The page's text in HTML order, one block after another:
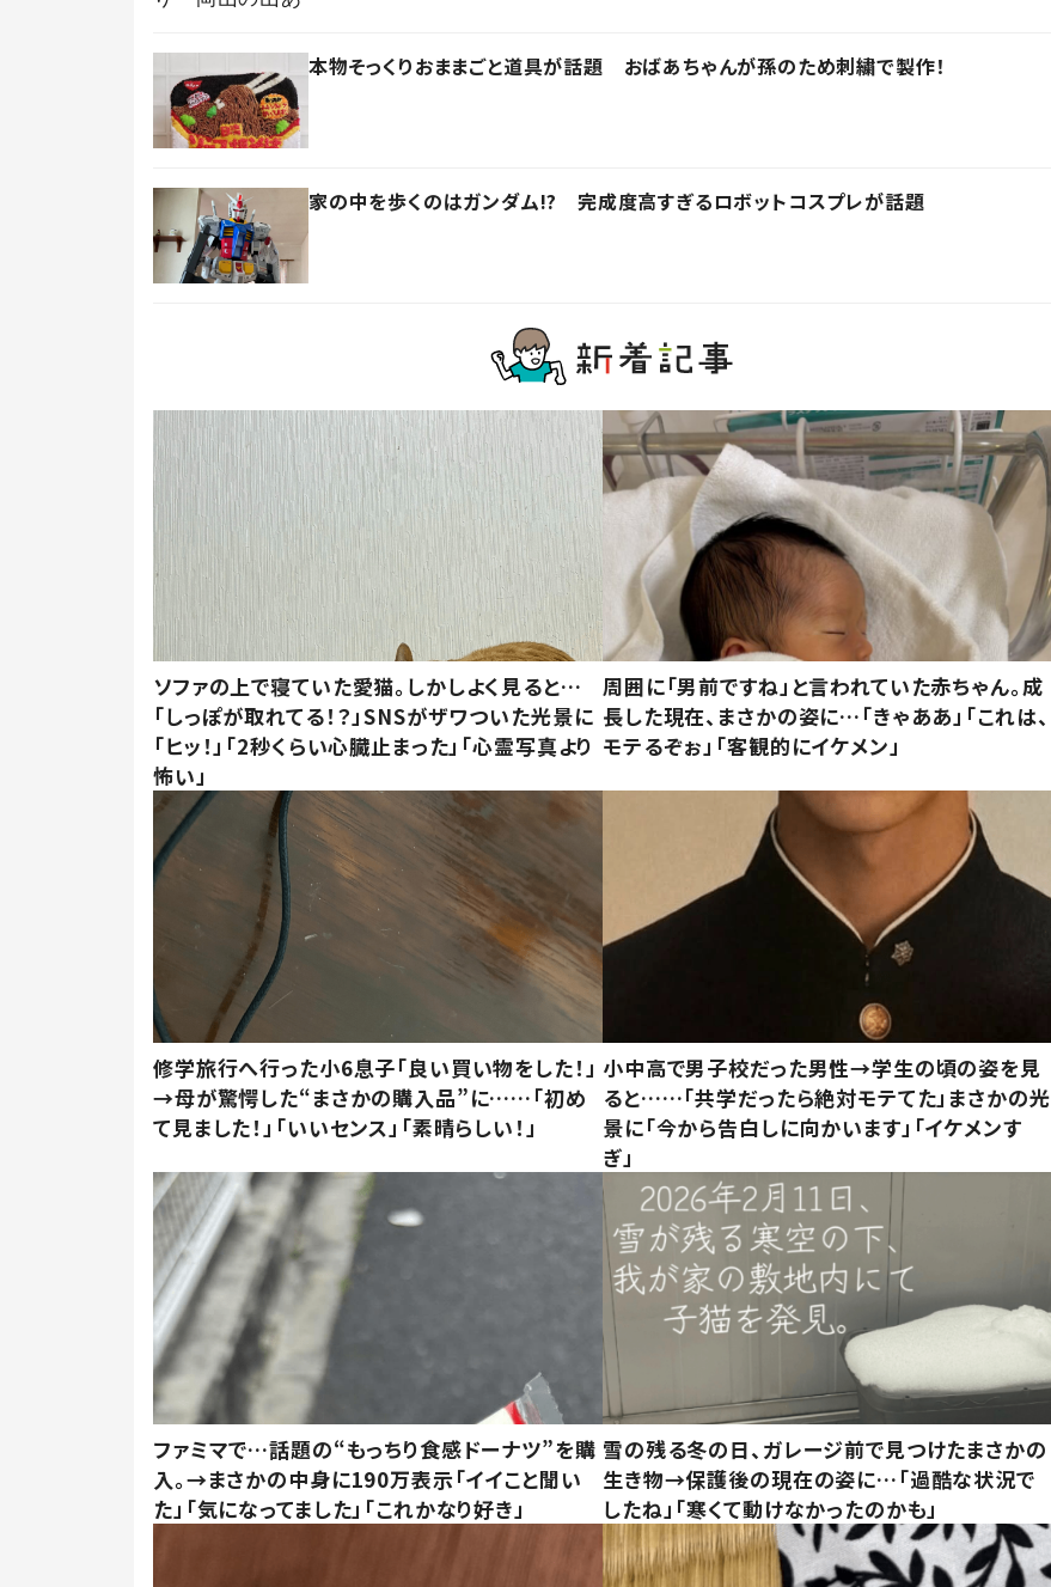
本物そっくりおままごと道具が話題 おばあちゃんが孫のため刺繍で製作！
家の中を歩くのはガンダム!? 完成度高すぎるロボットコスプレが話題
ソファの上で寝ていた愛猫。しかしよく見ると…
「しっぽが取れてる！？」SNSがザワついた光景に
「ヒッ！」「2秒くらい心臓止まった」「心霊写真より
怖い」
周囲に「男前ですね」と言われていた赤ちゃん。成
長した現在、まさかの姿に…「きゃああ」「これは、
モテるぞぉ」「客観的にイケメン」
修学旅行へ行った小6息子「良い買い物をした！」
→母が驚愕した“まさかの購入品”に……「初め
て見ました！」「いいセンス」「素晴らしい！」
小中高で男子校だった男性→学生の頃の姿を見
ると……「共学だったら絶対モテてた」まさかの光
景に「今から告白しに向かいます」「イケメンす
ぎ」
ファミマで…話題の“もっちり食感ドーナツ”を購
入。→まさかの中身に190万表示「イイこと聞い
た」「気になってました」「これかなり好き」
雪の残る冬の日、ガレージ前で見つけたまさかの
生き物→保護後の現在の姿に…「過酷な状況で
したね」「寒くて動けなかったのかも」